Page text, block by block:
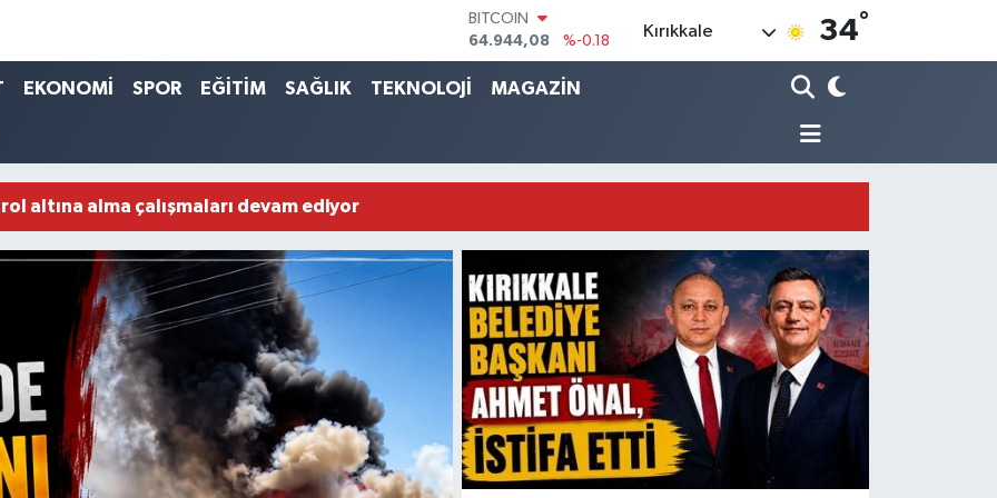
DOLAR
47,7436
%0.18
EURO
55,2510
%0.32
Kırıkkale 34°
EKONOMİ SPOR EĞİTİM SAĞLIK TEKNOLOJİ MAGAZİN
altına alma çalışmaları devam ediyor